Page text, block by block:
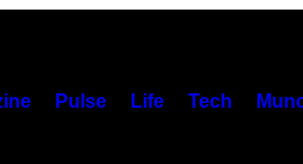
Pulse Life Tech